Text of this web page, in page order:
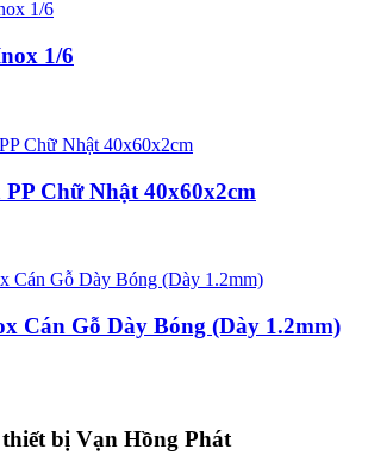
1/6
Chữ Nhật 40x60x2cm
Cán Gỗ Dày Bóng (Dày 1.2mm)
bị Vạn Hồng Phát